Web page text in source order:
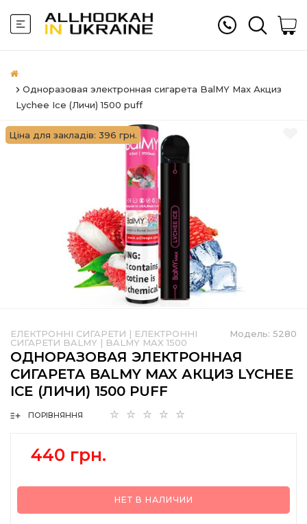
Одноразовая электронная сигарета BalMY Max Акциз
Lychee Ice (Личи) 1500 puff
Ціна для закладів: 396 грн.
Модель: 5280
ЕЛЕКТРОННІ СИГАРЕТИ | ЕЛЕКТРОННІ
СИГАРЕТИ BALMY | BALMY MAX 1500
ОДНОРАЗОВАЯ ЭЛЕКТРОННАЯ
СИГАРЕТА BALMY MAX АКЦИЗ LYCHEE
ICE (ЛИЧИ) 1500 PUFF
ПОРІВНЯННЯ
440 грн.
НЕТ В НАЛИЧИИ